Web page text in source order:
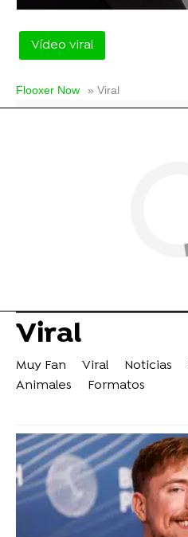
Vídeo viral
Flooxer Now » Viral
Viral
Muy Fan Viral Noticias
Animales
Formatos